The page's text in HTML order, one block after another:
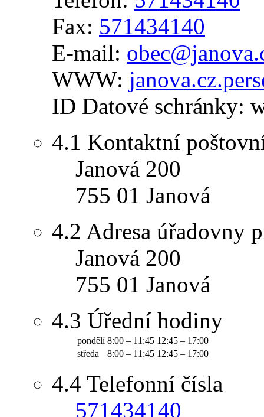
Fax: 571434140
E-mail:
WWW:
ID Datové schránky:
4.1 Kontaktní
Janová 200
755 01 Janová
4.2 Adresa úřadovny
Janová 200
755 01 Janová
4.3 Úřední hodiny
pondělí 8:00 – 11:45 12:45 – 17:00
středa
8:00 – 11:45 12:45 – 17:00
4.4 Telefonní čísla
571434140